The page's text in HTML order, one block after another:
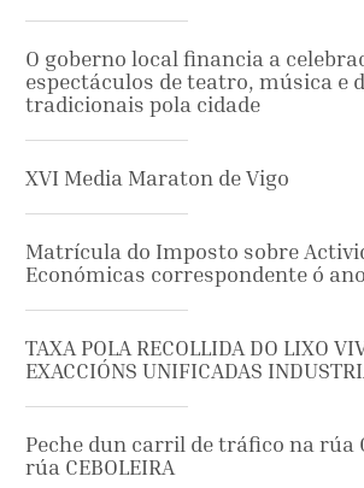
O goberno local financia a
espectáculos de teatro, música e
tradicionais pola cidade
XVI Media Maraton de Vigo
Matrícula do Imposto sobre
Económicas correspondente ó
TAXA POLA RECOLLIDA DO LIXO
EXACCIÓNS UNIFICADAS
Peche dun carril de tráfico na rúa
rúa CEBOLEIRA